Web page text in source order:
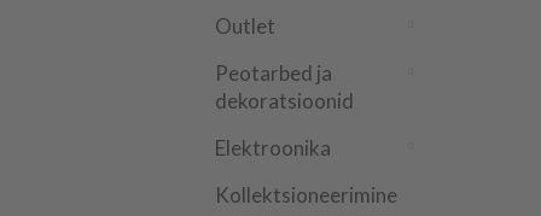
Outlet
Peotarbed ja
dekoratsioonid
Elektroonika
Kollektsioneerimine